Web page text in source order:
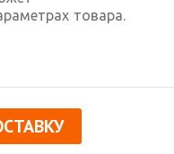
товара.